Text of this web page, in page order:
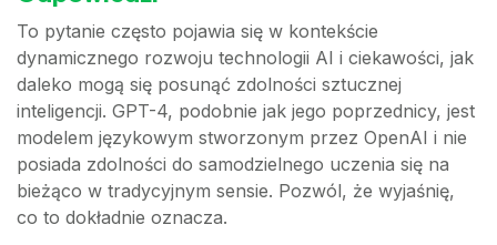
To pytanie często pojawia się w kontekście
dynamicznego rozwoju technologii AI i ciekawości, jak
daleko mogą się posunąć zdolności sztucznej
inteligencji. GPT-4, podobnie jak jego poprzednicy, jest
modelem językowym stworzonym przez OpenAI i nie
posiada zdolności do samodzielnego uczenia się na
bieżąco w tradycyjnym sensie. Pozwól, że wyjaśnię,
co to dokładnie oznacza.